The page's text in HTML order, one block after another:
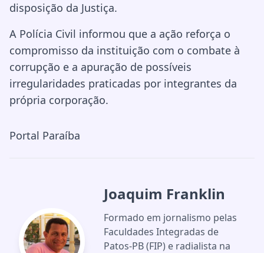
disposição da Justiça.
A Polícia Civil informou que a ação reforça o
compromisso da instituição com o combate à
corrupção e a apuração de possíveis
irregularidades praticadas por integrantes da
própria corporação.
Portal Paraíba
Joaquim Franklin
Formado em jornalismo pelas
Faculdades Integradas de
Patos-PB (FIP) e radialista na